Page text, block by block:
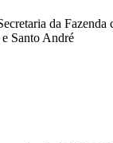
da Fazenda
Santo André